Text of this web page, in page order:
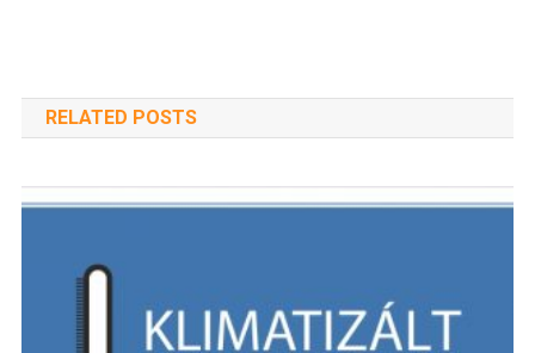
RELATED POSTS